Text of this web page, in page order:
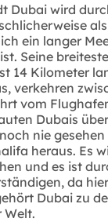
Dubai wird
ein langer
Seine
14 Kilometer
verkehren
vom
Dubais
nie
heraus. Es
und es ist
da
Dubai zu
Welt.